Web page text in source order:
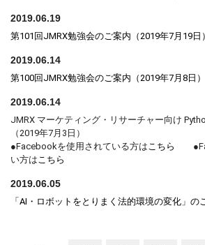
2019.06.19
第101回JMRX勉強会のご案内（2019年7月19日）
2019.06.14
第100回JMRX勉強会のご案内（2019年7月8日）
2019.06.14
JMRX マーケティング・リサーチャー向け
（2019年7月3日）
●Facebookを使用されている方は こちら
い方は こちら
2019.06.05
「AI・ロボットをとりまく法的環境の変化」の